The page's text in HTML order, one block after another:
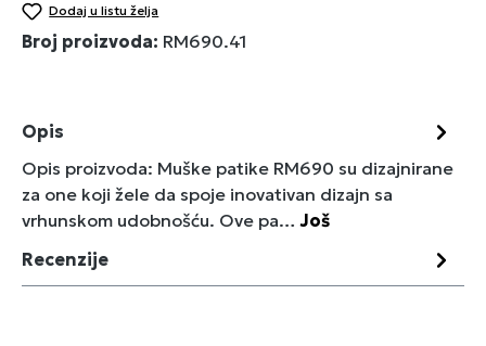
Dodaj u listu želja
Broj proizvoda: RM690.41
Opis
Opis proizvoda: Muške patike RM690 su dizajnirane
za one koji žele da spoje inovativan dizajn sa
vrhunskom udobnošću. Ove pa…Još
Recenzije